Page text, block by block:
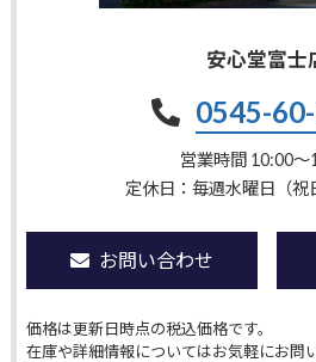
安心堂富士
0545-
営業時間 10:00〜
定休日：毎週水曜日（祝
お問い合わせ
価格は更新日時点の税込価格です。
在庫や詳細情報についてはお気軽にお問